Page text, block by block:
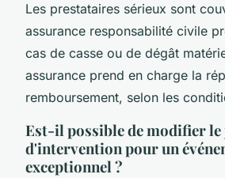
Les prestataires sérieux sont
assurance responsabilité civile
cas de casse ou de dégât
assurance prend en charge la
remboursement, selon les
Est-il possible de modifier
d'intervention pour un
exceptionnel ?